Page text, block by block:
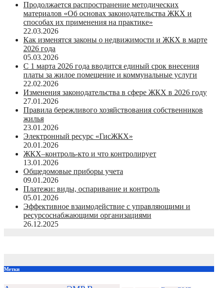
Продолжается распространение методических
материалов «Об основах законодательства ЖКХ и
способах их применения на практике»
22.03.2026
Как изменятся законы о недвижимости и ЖКХ в марте
2026 года
05.03.2026
С 1 марта 2026 года вводится единый срок внесения
платы за жилое помещение и коммунальные услуги
22.02.2026
Изменения законодательства в сфере ЖКХ в 2026 году
27.01.2026
Правила бережливого хозяйствования собственников
жилья
23.01.2026
Электронный ресурс «ГисЖКХ»
20.01.2026
ЖКХ–контроль-кто и что контролирует
13.01.2026
Общедомовые приборы учета
09.01.2026
Платежи: виды, оспаривание и контроль
05.01.2026
Эффективное взаимодействие с управляющими и
ресурсоснабжающими организациями
26.12.2025
Метки